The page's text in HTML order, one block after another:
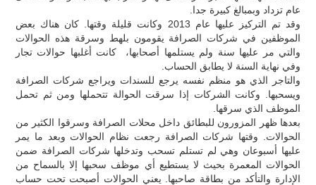
عام تزداد وبمبالغ كبيرة جدا.
وقد تم التركيز عليها عام 2013 وكانت قليلة وقتها. كان هناك بعض
الموظفين في شركات الصرافة يقومون بلهط وسرقة هذه الحوالات
والتي مر عليها سنة ولم يستلمها أصحابها، كانت أغلبها حوالات تجار
وفي نهاية السنة لا يطابق الحساب.
والتاجر الذي هو منظم نفسه يرجع للسندات ويراجع شركات الصرافة
ويسحبها. وكانت الشركات إذا سرقت الحوالة تتحملها ومن ثم تحمل
الموظف الذي سرقها.
بعدها ظهر المزورون للبطائق داخل محلات الصرافة وسرقوا الكثير من
الحوالات. وقتها شركات الصرافة رجعت نظام الحوالات وبعد ما يمر
عليها أسبوعان وهي لم تستلم تسحب وتدخلها شركات الصرافة ضمن
الحوالات المعمرة بحيث لا يستطيع أي موظف سحبها إلا بالسماح من
الإدارة والتأكد من بطاقة صاحبها. يعني الحوالات أصبحت تحت حساب